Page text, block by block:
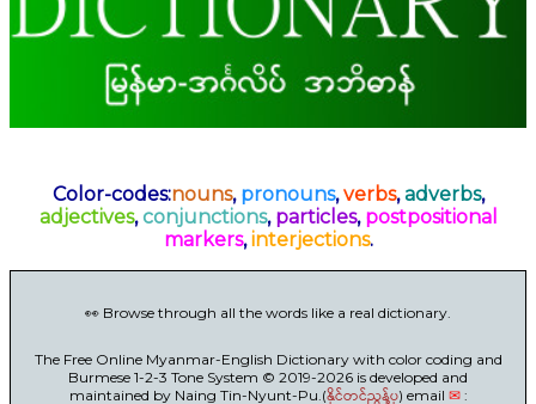
Color-codes:nouns, pronouns,verbs,adverbs,
adjectives,conjunctions, particles, postpositional
markers,interjections.
👀 Browse through all the words like a real dictionary.
The Free Online Myanmar-English Dictionary with color coding and
Burmese 1-2-3 Tone System © 2019-2026 is developed and
maintained by Naing Tin-Nyunt-Pu.(နိုင်တင်ညွန့်ပု) email ✉: